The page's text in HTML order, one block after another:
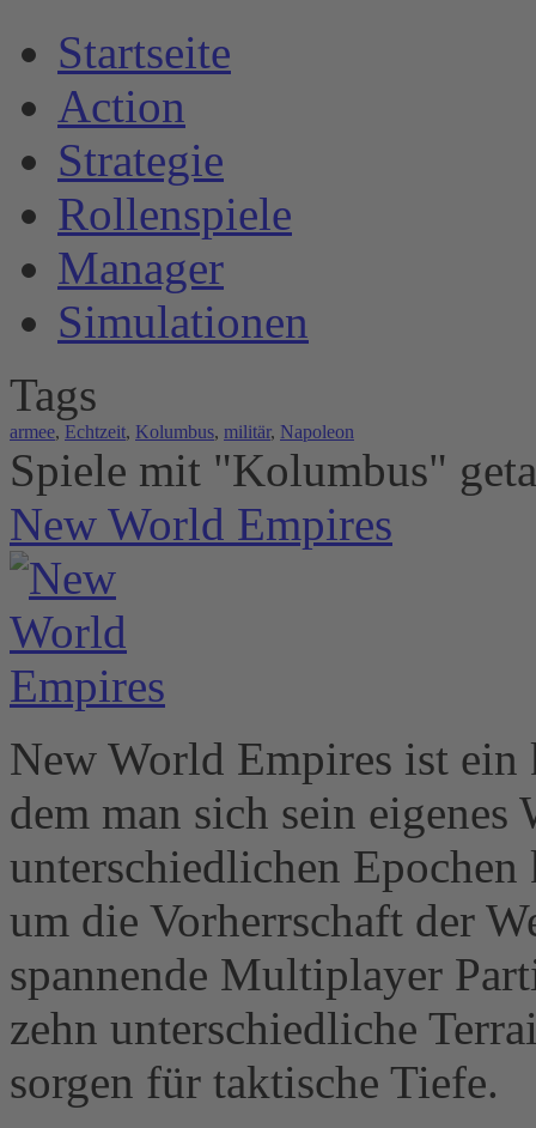
Startseite
Action
Strategie
Rollenspiele
Manager
Simulationen
Tags
armee, Echtzeit, Kolumbus, militär, Napoleon
Spiele mit "Kolumbus"
New World Empires
New World Empires ist ein
dem man sich sein
unterschiedlichen
um die Vorherrschaft der
spannende Multiplayer
zehn unterschiedliche
sorgen für taktische Tiefe.